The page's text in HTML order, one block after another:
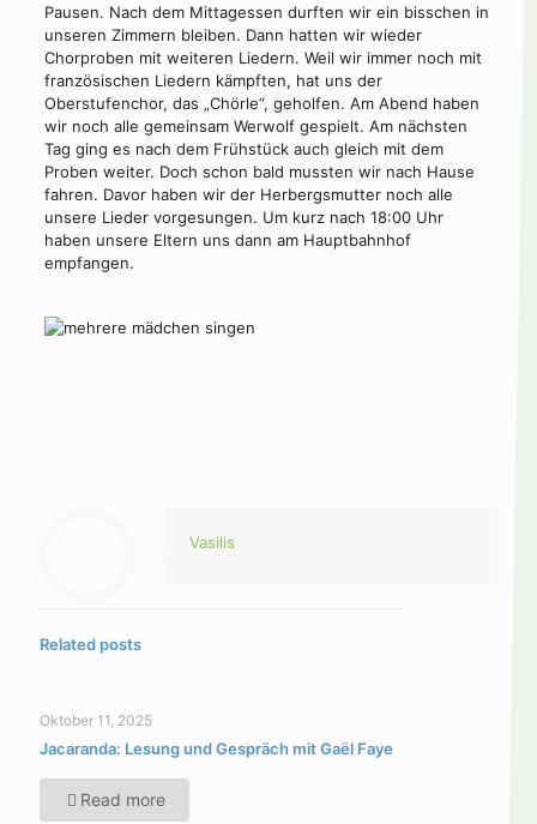
Pausen. Nach dem Mittagessen durften wir ein bisschen in
unseren Zimmern bleiben. Dann hatten wir wieder
Chorproben mit weiteren Liedern. Weil wir immer noch mit
französischen Liedern kämpften, hat uns der
Oberstufenchor, das „Chörle“, geholfen. Am Abend haben
wir noch alle gemeinsam Werwolf gespielt. Am nächsten
Tag ging es nach dem Frühstück auch gleich mit dem
Proben weiter. Doch schon bald mussten wir nach Hause
fahren. Davor haben wir der Herbergsmutter noch alle
unsere Lieder vorgesungen. Um kurz nach 18:00 Uhr
haben unsere Eltern uns dann am Hauptbahnhof
empfangen.
Vasilis
Related posts
Oktober 11, 2025
Jacaranda: Lesung und Gespräch mit Gaël Faye
Read more